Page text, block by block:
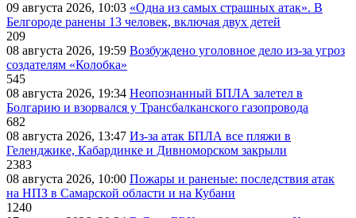
09 августа 2026, 10:03 «Одна из самых страшных атак». В
Белгороде ранены 13 человек, включая двух детей
209
08 августа 2026, 19:59 Возбуждено уголовное дело из-за угроз
создателям «Колобка»
545
08 августа 2026, 19:34 Неопознанный БПЛА залетел в
Болгарию и взорвался у Трансбалканского газопровода
682
08 августа 2026, 13:47 Из-за атак БПЛА все пляжи в
Геленджике, Кабардинке и Дивноморском закрыли
2383
08 августа 2026, 10:00 Пожары и раненые: последствия атак
на НПЗ в Самарской области и на Кубани
1240